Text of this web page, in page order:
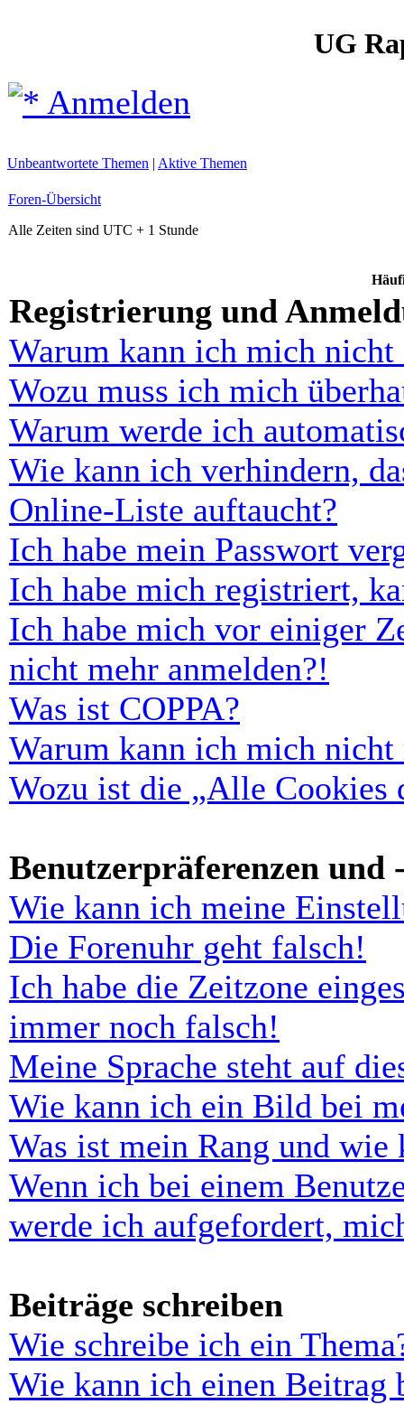
UG
Anmelden
Unbeantwortete Themen | Aktive Themen
Foren-Übersicht
Alle Zeiten sind UTC + 1 Stunde
Registrierung und
Warum kann ich mich nicht
Wozu muss ich mich
Warum werde ich
Wie kann ich verhindern,
Online-Liste auftaucht?
Ich habe mein Passwort
Ich habe mich registriert,
Ich habe mich vor einiger
nicht mehr anmelden?!
Was ist COPPA?
Warum kann ich mich nicht
Wozu ist die „Alle Cookies
Benutzerpräferenzen und
Wie kann ich meine
Die Forenuhr geht falsch!
Ich habe die Zeitzone
immer noch falsch!
Meine Sprache steht auf
Wie kann ich ein Bild bei
Was ist mein Rang und wie
Wenn ich bei einem
werde ich aufgefordert,
Beiträge schreiben
Wie schreibe ich ein
Wie kann ich einen Beitrag